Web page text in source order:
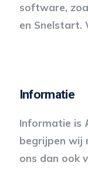
software,
en Snelstart.
Informatie
Informatie is
begrijpen wij
ons dan ook